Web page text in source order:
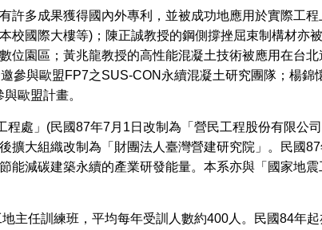
多成果獲得國內外專利，並被成功地應用於實際工程
校國際大樓等)；陳正誠教授的鋼側撐挫屈束制構材亦
位園區；黃兆龍教授的高性能混凝土技術被應用在台北
參與歐盟FP7之SUS-CON永續混凝土研究團隊；楊錦
歐盟計畫。
處」(民國87年7月1日改制為「營民工程股份有限公
擴大組織改制為「財團法人臺灣營建研究院」。民國
能減碳建築永續的產業研發能量。本系亦與「國家地震
主任訓練班，平均每年受訓人數約400人。民國84年